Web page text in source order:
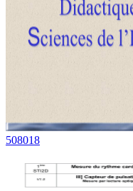
508018